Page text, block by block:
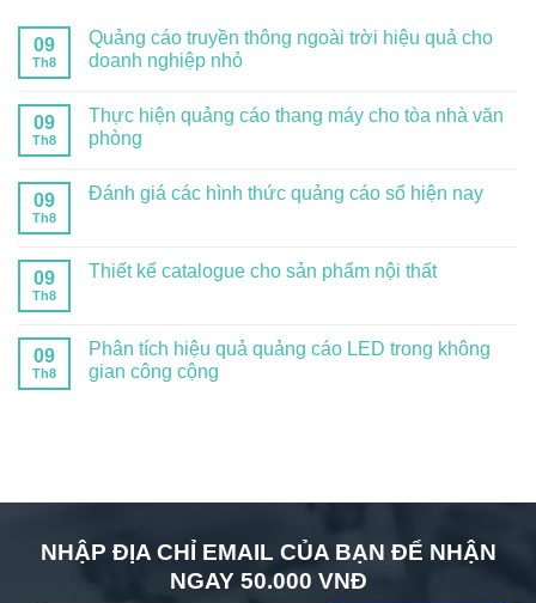
09
Th8
Quảng cáo truyền thông ngoài trời hiệu quả cho
doanh nghiệp nhỏ
09
Th8
Thực hiện quảng cáo thang máy cho tòa nhà văn
phòng
09
Th8
Đánh giá các hình thức quảng cáo số hiện nay
09
Th8
Thiết kế catalogue cho sản phẩm nội thất
09
Th8
Phân tích hiệu quả quảng cáo LED trong không
gian công cộng
NHẬP ĐỊA CHỈ EMAIL CỦA BẠN ĐỂ NHẬN
NGAY 50.000 VNĐ